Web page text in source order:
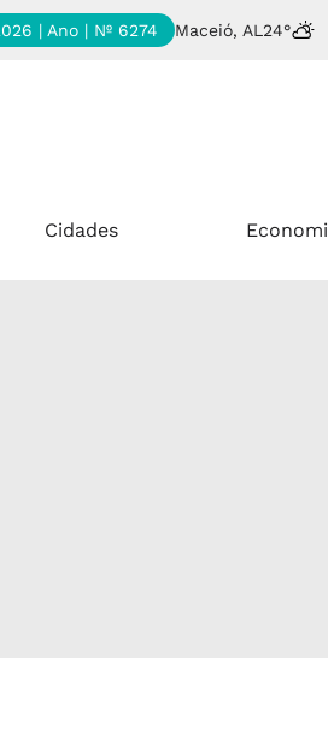
| Ano | Nº 6274 Maceió, AL 24°
Cidades